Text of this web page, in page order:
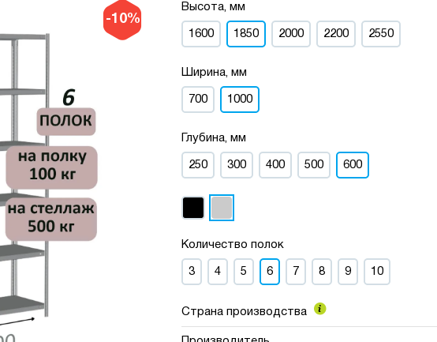
-10%
Высота, мм
1600 1850 2000 2200 2550
Ширина, мм
700 1000
Глубина, мм
250 300 400 500 600
Количество полок
3 4 5 6 7 8 9 10
Страна производства